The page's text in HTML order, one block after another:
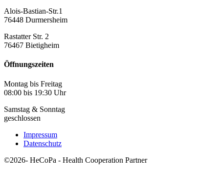
Alois-Bastian-Str.1
76448 Durmersheim
Rastatter Str. 2
76467 Bietigheim
Öffnungszeiten
Montag bis Freitag
08:00 bis 19:30 Uhr
Samstag & Sonntag
geschlossen
Impressum
Datenschutz
©2026- HeCoPa - Health Cooperation Partner